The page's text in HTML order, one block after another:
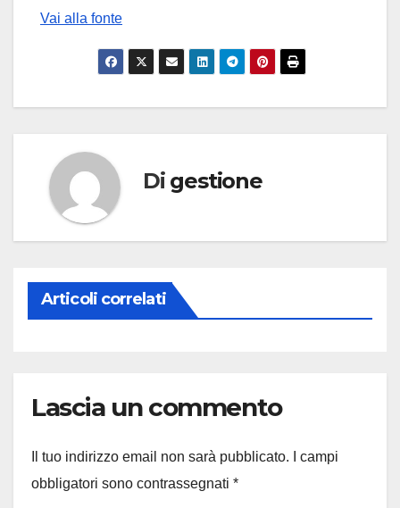
Vai alla fonte
Di gestione
Articoli correlati
Lascia un commento
Il tuo indirizzo email non sarà pubblicato.
I campi
obbligatori sono contrassegnati *